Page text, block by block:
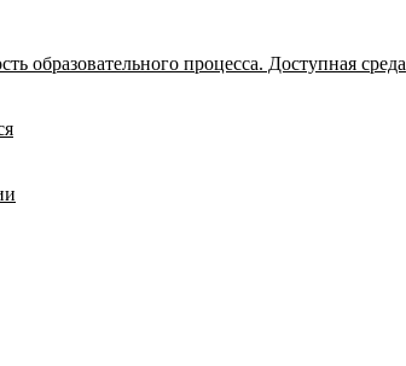
образовательного процесса. Доступная среда